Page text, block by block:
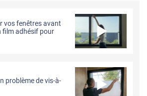
vos fenêtres avant
film adhésif pour
problème de vis-à-